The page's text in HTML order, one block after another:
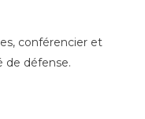
conférencier et
de défense.